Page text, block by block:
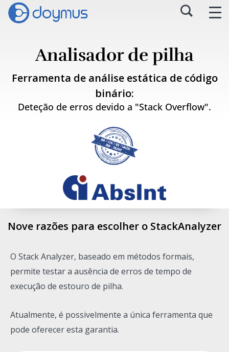
Analisador de pilha
Ferramenta de análise estática de código
binário:
Deteção de erros devido a "Stack Overflow".
Nove razões para escolher o StackAnalyzer
O Stack Analyzer, baseado em métodos formais,
permite testar a ausência de erros de tempo de
execução de estouro de pilha.
Atualmente, é possivelmente a única ferramenta que
pode oferecer esta garantia.